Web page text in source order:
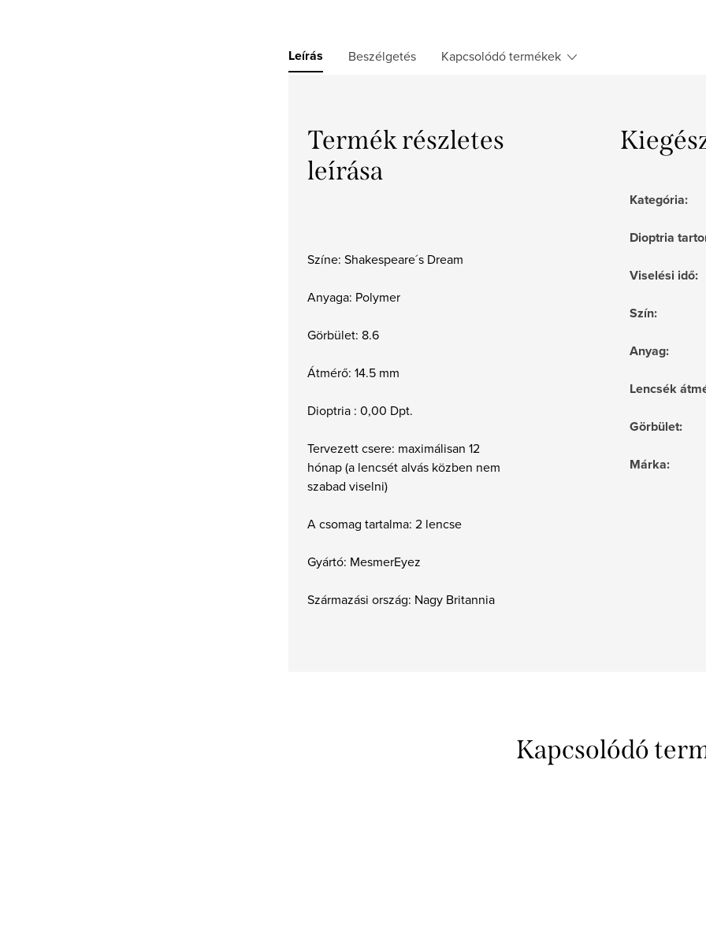
Leírás Beszélgetés Kapcsolódó termékek
Termék részletes
leírása
Színe: Shakespeare´s Dream
Anyaga: Polymer
Görbület: 8.6
Átmérő: 14.5 mm
Dioptria : 0,00 Dpt.
Tervezett csere: maximálisan 12
hónap (a lencsét alvás közben nem
szabad viselni)
A csomag tartalma: 2 lencse
Gyártó: MesmerEyez
Származási ország: Nagy Britannia
Kategória:
Dioptria
Viselési idő:
Szín:
Anyag:
Lencsék
Görbület:
Márka:
Kapcsolódó